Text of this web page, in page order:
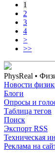
1
2
3
4
>
>>
PhysReal •
Новости
Блоги
Опросы и
Таблица тегов
Поиск
Экспорт RSS
Техническая
Реклама на